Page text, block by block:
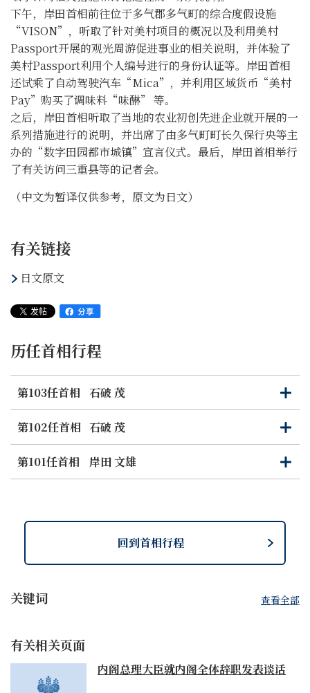
下午，岸田首相前往位于多气郡多气町的综合度假设施
“VISON”，听取了针对美村项目的概况以及利用美村
Passport开展的观光周游促进事业的相关说明，并体验了
美村Passport利用个人编号进行的身份认证等。岸田首相
还试乘了自动驾驶汽车“Mica”，并利用区域货币“美村
Pay”购买了调味料“味醂” 等。
之后，岸田首相听取了当地的农业初创先进企业就开展的一
系列措施进行的说明，并出席了由多气町町长久保行央等主
办的“数字田园都市城镇”宣言仪式。最后，岸田首相举行
了有关访问三重县等的记者会。
（中文为暂译仅供参考，原文为日文）
有关链接
日文原文
历任首相行程
第103任首相 石破 茂
打
开
关
闭
第102任首相 石破 茂
打
开
关
闭
第101任首相
岸田 文雄
打
开
关
闭
关键词 查看全部
有关相关页面
内阁总理大臣就内阁全体辞职发表谈话
回到首相行程